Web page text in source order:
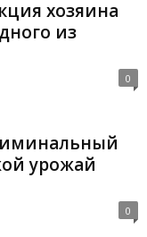
хозяина
из
0
урожай
0